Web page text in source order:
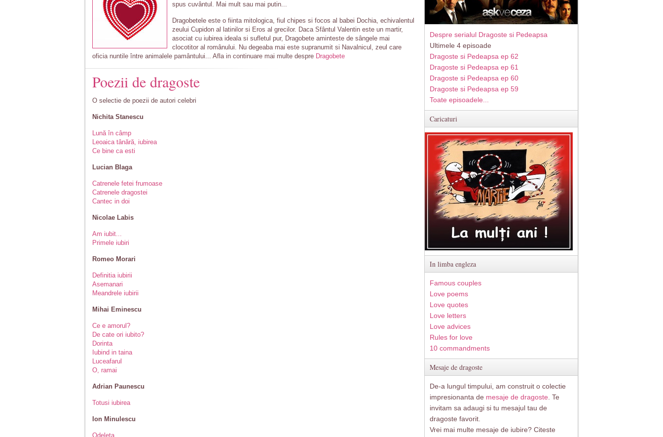
spus cuvântul. Mai mult sau mai putin...
Dragobetele este o fiinta mitologica, fiul chipes si focos al babei Dochia, echivalentul
zeului Cupidon al latinilor si Eros al grecilor. Daca Sfântul Valentin este un martir,
asociat cu iubirea ideala si sufletul pur, Dragobete aminteste de sângele mai
clocotitor al românului. Nu degeaba mai este supranumit si Navalnicul, zeul care
oficia nuntile între animalele pamântului... Afla in continuare mai multe despre Dragobete
Poezii de dragoste
O selectie de poezii de autori celebri
Nichita Stanescu
Lună în câmp
Leoaica tânără, iubirea
Ce bine ca esti
Lucian Blaga
Catrenele fetei frumoase
Catrenele dragostei
Cantec in doi
Nicolae Labis
Am iubit...
Primele iubiri
Romeo Morari
Definitia iubirii
Asemanari
Meandrele iubirii
Mihai Eminescu
Ce e amorul?
De cate ori iubito?
Dorinta
Iubind in taina
Luceafarul
O, ramai
Adrian Paunescu
Totusi iubirea
Ion Minulescu
Odeleta
Despre serialul Dragoste si Pedeapsa
Ultimele 4 episoade
Dragoste si Pedeapsa ep 62
Dragoste si Pedeapsa ep 61
Dragoste si Pedeapsa ep 60
Dragoste si Pedeapsa ep 59
Toate episoadele...
Caricaturi
In limba engleza
Famous couples
Love poems
Love quotes
Love letters
Love advices
Rules for love
10 commandments
Mesaje de dragoste
De-a lungul timpului, am construit o colectie
impresionanta de mesaje de dragoste . Te
invitam sa adaugi si tu mesajul tau de
dragoste favorit.
Vrei mai multe mesaje de iubire? Citeste